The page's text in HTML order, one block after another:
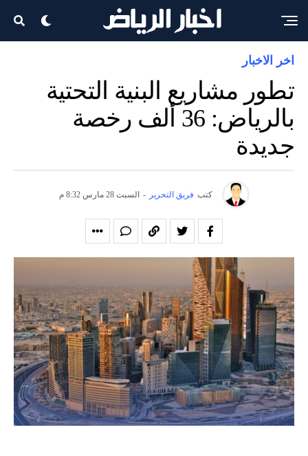
اخر الاخبار
تطور مشاريع البنية التحتية
بالرياض: 36 ألف رخصة
جديدة
كتب فريق التحرير - السبت 28 مارس 8:32 م